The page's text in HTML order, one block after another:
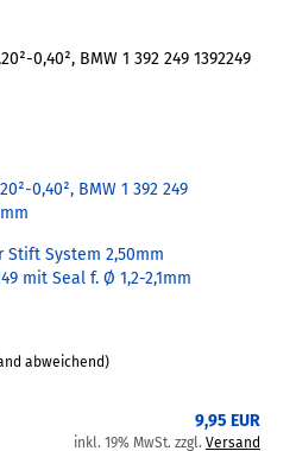
0,40², BMW 1 392 249
Stift System 2,50mm
mit Seal f. Ø 1,2-2,1mm
abweichend)
9,95 EUR
inkl. 19% MwSt. zzgl. Versand